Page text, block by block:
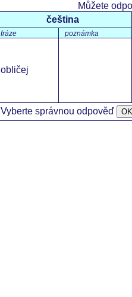
Můžete
čeština
fráze poznámka
obličej
Vyberte správnou odpověď